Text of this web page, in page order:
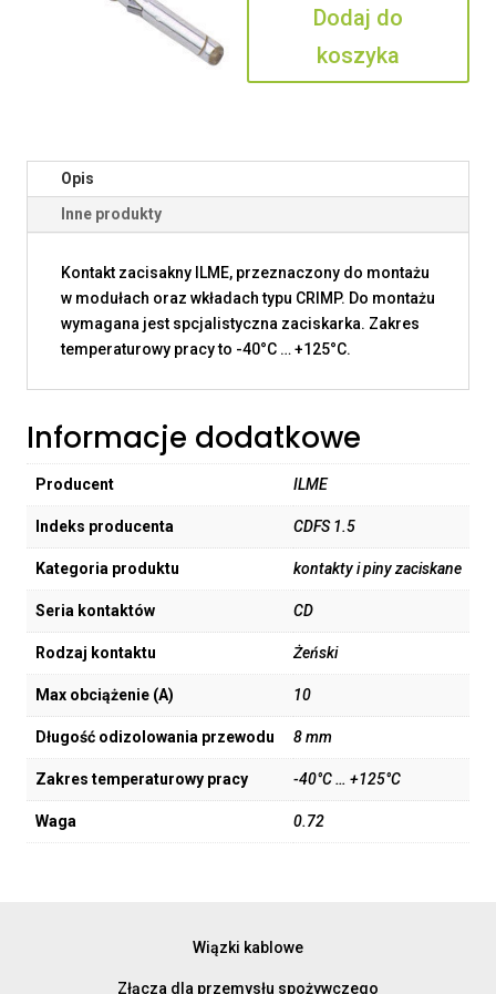
Dodaj do
koszyka
Opis
Inne produkty
Kontakt zacisakny ILME, przeznaczony do montażu
w modułach oraz wkładach typu CRIMP. Do montażu
wymagana jest spcjalistyczna zaciskarka. Zakres
temperaturowy pracy to -40°C … +125°C.
Informacje dodatkowe
Producent ILME
Indeks producenta CDFS 1.5
Kategoria produktu kontakty i piny zaciskane
Seria kontaktów CD
Rodzaj kontaktu Żeński
Max obciążenie (A) 10
Długość odizolowania przewodu 8 mm
Zakres temperaturowy pracy -40°C … +125°C
Waga 0.72
Wiązki kablowe
Złącza dla przemysłu spożywczego